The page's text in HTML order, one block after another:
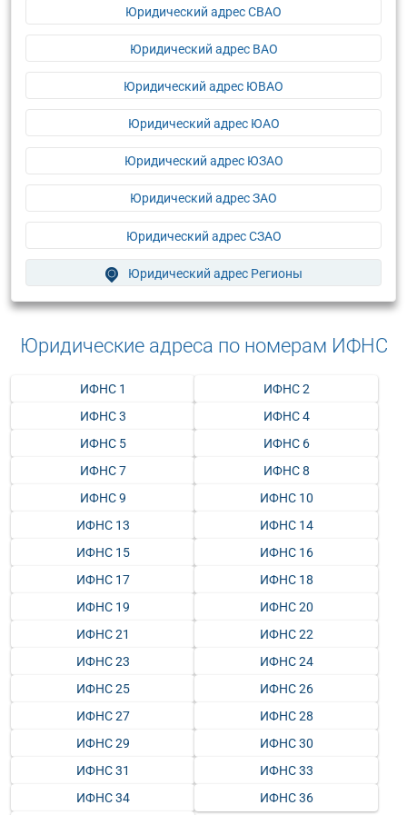
Юридический адрес СВАО
Юридический адрес ВАО
Юридический адрес ЮВАО
Юридический адрес ЮАО
Юридический адрес ЮЗАО
Юридический адрес ЗАО
Юридический адрес СЗАО
Юридический адрес Регионы
Юридические адреса по номерам ИФНС
ИФНС 1
ИФНС 2
ИФНС 3
ИФНС 4
ИФНС 5
ИФНС 6
ИФНС 7
ИФНС 8
ИФНС 9
ИФНС 10
ИФНС 13
ИФНС 14
ИФНС 15
ИФНС 16
ИФНС 17
ИФНС 18
ИФНС 19
ИФНС 20
ИФНС 21
ИФНС 22
ИФНС 23
ИФНС 24
ИФНС 25
ИФНС 26
ИФНС 27
ИФНС 28
ИФНС 29
ИФНС 30
ИФНС 31
ИФНС 33
ИФНС 34
ИФНС 36